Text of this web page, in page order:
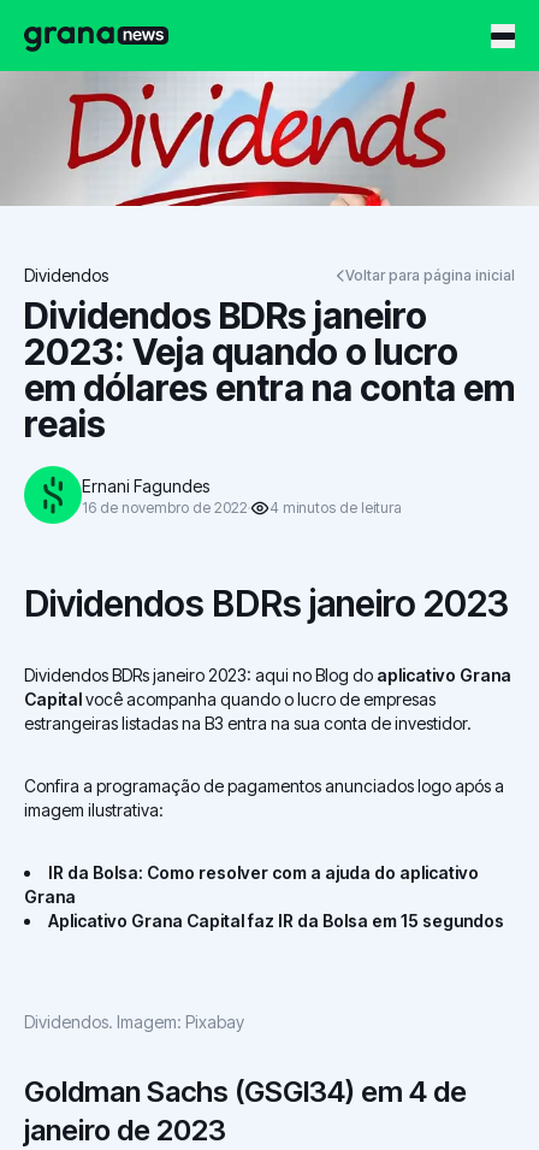
Grana News
Dividendos Voltar para página inicial
Dividendos BDRs janeiro
2023: Veja quando o lucro
em dólares entra na conta em
reais
Ernani Fagundes
16 de novembro de 2022 4 minutos de leitura
Dividendos BDRs janeiro 2023
Dividendos BDRs janeiro 2023: aqui no Blog do aplicativo Grana
Capitalvocê acompanha quando o lucro de empresas
estrangeiras listadas na B3 entra na sua conta de investidor.
Confira a programação de pagamentos anunciados logo após a
imagem ilustrativa:
IR da Bolsa: Como resolver com a ajuda do aplicativo
Grana
Aplicativo Grana Capital faz IR da Bolsa em 15 segundos
Dividendos. Imagem: Pixabay
Goldman Sachs (GSGI34) em 4 de
janeiro de 2023